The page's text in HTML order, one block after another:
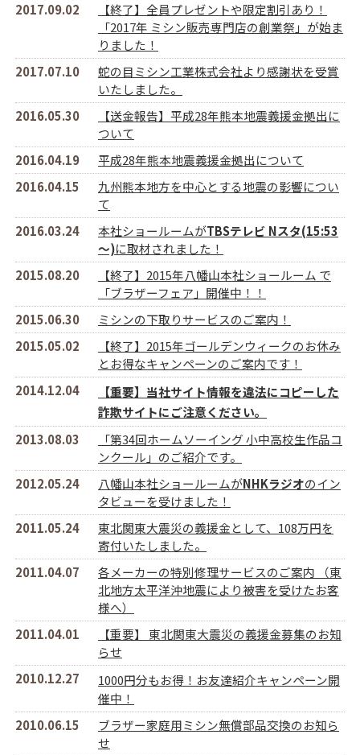
2017.09.02
【終了】全員プレゼントや限定割引あり！
「2017年 ミシン販売専門店の創業祭」が始ま
りました！
2017.07.10
蛇の目ミシン工業株式会社より感謝状を受賞
いたしました。
2016.05.30
【送金報告】平成28年熊本地震義援金拠出に
ついて
2016.04.19
平成28年熊本地震義援金拠出について
2016.04.15
九州熊本地方を中心とする地震の影響につい
て
2016.03.24
本社ショールームがTBSテレビ Nスタ(15:53
～)に取材されました！
2015.08.20
【終了】2015年八幡山本社ショールーム で
「ブラザーフェア」開催中！！
2015.06.30
ミシンの下取りサービスのご案内！
2015.05.02
【終了】2015年ゴールデンウィークのお休み
とお得なキャンペーンのご案内です！
2014.12.04
【重要】当社サイト情報を違法にコピーした
詐欺サイトにご注意ください。
2013.08.03
「第34回ホームソーイング 小中高校生作品コ
ンクール」のご紹介です。
2012.05.24
八幡山本社ショールームがNHKラジオのイン
タビューを受けました！
2011.05.24
東北関東大震災の義援金として、108万円を
寄付いたしました。
2011.04.07
各メーカーの特別修理サービスのご案内 （東
北地方太平洋沖地震により被害を受けたお客
様へ）
2011.04.01
【重要】 東北関東大震災の義援金募集のお知
らせ
2010.12.27
1000円分もお得！ お友達紹介キャンペーン開
催中！
2010.06.15
ブラザー家庭用ミシン無償部品交換のお知ら
せ